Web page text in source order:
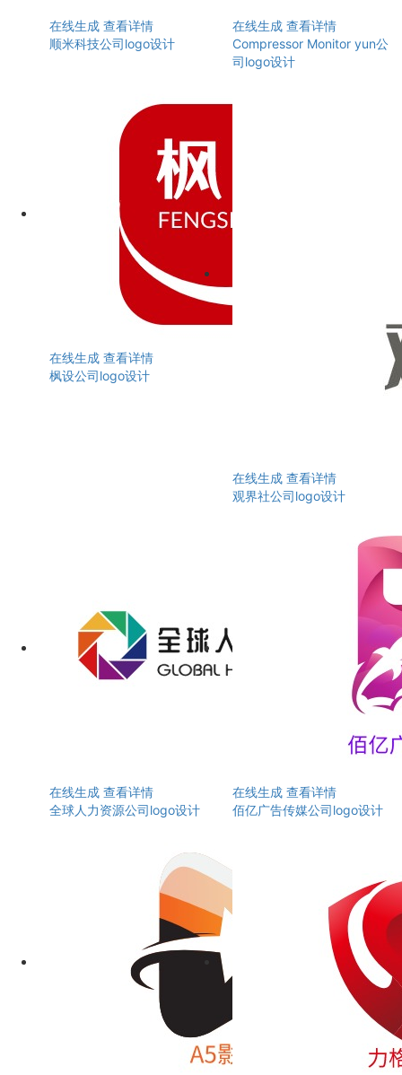
在线生成 查看详情
顺米科技公司logo设计
在线生成 查看详情
Compressor Monitor yun公
司logo设计
在线生成 查看详情
枫设公司logo设计
在线生成 查看详情
观界社公司logo设计
在线生成 查看详情
全球人力资源公司logo设计
在线生成 查看详情
佰亿广告传媒公司logo设计